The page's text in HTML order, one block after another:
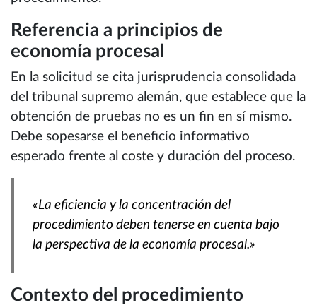
Referencia a principios de
economía procesal
En la solicitud se cita jurisprudencia consolidada
del tribunal supremo alemán, que establece que la
obtención de pruebas no es un fin en sí mismo.
Debe sopesarse el beneficio informativo
esperado frente al coste y duración del proceso.
«La eficiencia y la concentración del
procedimiento deben tenerse en cuenta bajo
la perspectiva de la economía procesal.»
Contexto del procedimiento